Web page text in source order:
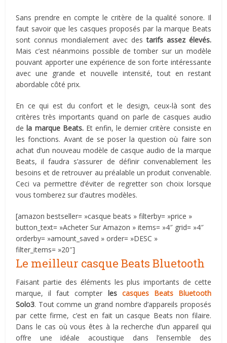
Sans prendre en compte le critère de la qualité sonore. Il
faut savoir que les casques proposés par la marque Beats
sont connus mondialement avec destarifs assez élevés.
Mais c’est néanmoins possible de tomber sur un modèle
pouvant apporter une expérience de son forte intéressante
avec une grande et nouvelle intensité, tout en restant
abordable côté prix.
En ce qui est du confort et le design, ceux-là sont des
critères très importants quand on parle de casques audio
dela marque Beats. Et enfin, le dernier critère consiste en
les fonctions. Avant de se poser la question où faire son
achat d’un nouveau modèle de casque audio de la marque
Beats, il faudra s’assurer de définir convenablement les
besoins et de retrouver au préalable un produit convenable.
Ceci va permettre d’éviter de regretter son choix lorsque
vous tomberez sur d’autres modèles.
[amazon bestseller= »casque beats » filterby= »price »
button_text= »Acheter Sur Amazon » items= »4″ grid= »4″
orderby= »amount_saved » order= »DESC »
filter_items= »20″]
Le meilleur casque Beats Bluetooth
Faisant partie des éléments les plus importants de cette
marque, il faut compter les casques Beats Bluetooth
Solo3. Tout comme un grand nombre d’appareils proposés
par cette firme, c’est en fait un casque Beats non filaire.
Dans le cas où vous êtes à la recherche d’un appareil qui
offre une idéale acoustique dans l’ensemble des